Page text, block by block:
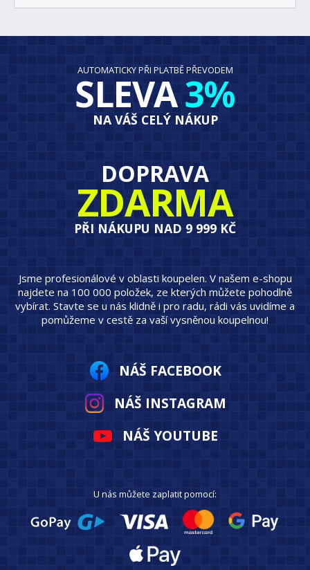
AUTOMATICKY PŘI PLATBĚ PŘEVODEM
SLEVA3%
NA VÁŠ CELÝ NÁKUP
DOPRAVA
ZDARMA
PŘI NÁKUPU NAD 9 999 KČ
Jsme profesionálové v oblasti koupelen. V našem e-shopu
najdete na 100 000 položek, ze kterých můžete pohodlně
vybírat. Stavte se u nás klidně i pro radu, rádi vás uvidíme a
pomůžeme v cestě za vaší vysněnou koupelnou!
NÁŠ FACEBOOK
NÁŠ INSTAGRAM
NÁŠ YOUTUBE
U nás můžete zaplatit pomocí: